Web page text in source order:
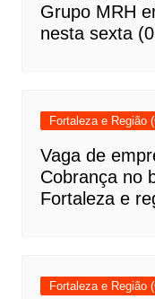
Grupo MRH
nesta sexta
Fortaleza e Região
Vaga de
Cobrança no
Fortaleza e
Fortaleza e Região